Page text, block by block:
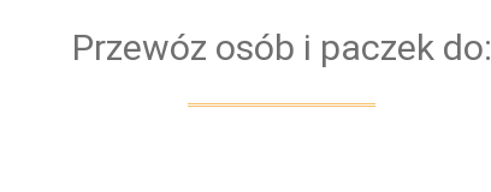
Przewóz osób i paczek do: